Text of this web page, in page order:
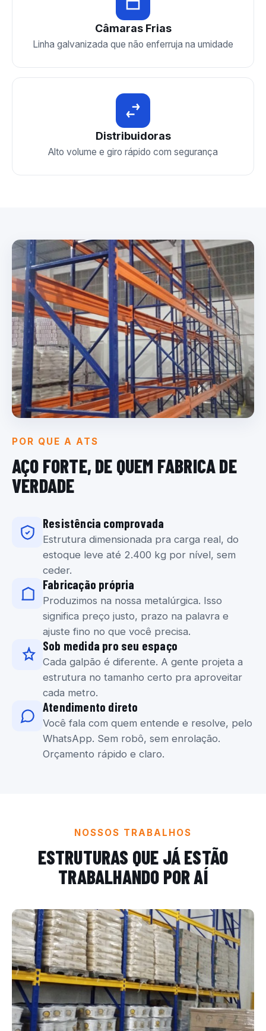
Câmaras Frias
Linha galvanizada que não enferruja na umidade
Distribuidoras
Alto volume e giro rápido com segurança
POR QUE A ATS
AÇO FORTE, DE QUEM FABRICA DE
VERDADE
Resistência comprovada
Estrutura dimensionada pra carga real, do
estoque leve até 2.400 kg por nível, sem
ceder.
Fabricação própria
Produzimos na nossa metalúrgica. Isso
significa preço justo, prazo na palavra e
ajuste fino no que você precisa.
Sob medida pro seu espaço
Cada galpão é diferente. A gente projeta a
estrutura no tamanho certo pra aproveitar
cada metro.
Atendimento direto
Você fala com quem entende e resolve, pelo
WhatsApp. Sem robô, sem enrolação.
Orçamento rápido e claro.
NOSSOS TRABALHOS
ESTRUTURAS QUE JÁ ESTÃO
TRABALHANDO POR AÍ